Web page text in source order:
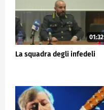
01:32
La squadra degli infedeli